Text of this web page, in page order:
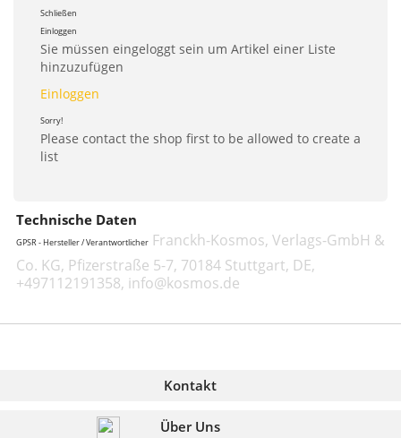
Schließen
Einloggen
Sie müssen eingeloggt sein um Artikel einer Liste
hinzuzufügen
Einloggen
Sorry!
Please contact the shop first to be allowed to create a
list
Technische Daten
GPSR - Hersteller / Verantwortlicher Franckh-Kosmos, Verlags-GmbH &
Co. KG, Pfizerstraße 5-7, 70184 Stuttgart, DE,
+497112191358, info@kosmos.de
Kontakt
Über Uns